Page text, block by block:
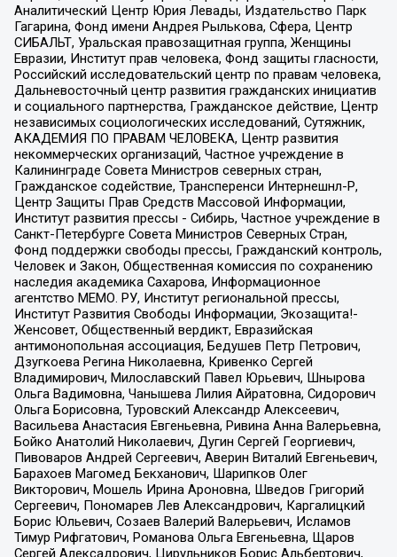
Аналитический Центр Юрия Левады, Издательство Парк
Гагарина, Фонд имени Андрея Рылькова, Сфера, Центр
СИБАЛЬТ, Уральская правозащитная группа, Женщины
Евразии, Институт прав человека, Фонд защиты гласности,
Российский исследовательский центр по правам человека,
Дальневосточный центр развития гражданских инициатив
и социального партнерства, Гражданское действие, Центр
независимых социологических исследований, Сутяжник,
АКАДЕМИЯ ПО ПРАВАМ ЧЕЛОВЕКА, Центр развития
некоммерческих организаций, Частное учреждение в
Калининграде Совета Министров северных стран,
Гражданское содействие, Трансперенси Интернешнл-Р,
Центр Защиты Прав Средств Массовой Информации,
Институт развития прессы - Сибирь, Частное учреждение в
Санкт-Петербурге Совета Министров Северных Стран,
Фонд поддержки свободы прессы, Гражданский контроль,
Человек и Закон, Общественная комиссия по сохранению
наследия академика Сахарова, Информационное
агентство МЕМО. РУ, Институт региональной прессы,
Институт Развития Свободы Информации, Экозащита!-
Женсовет, Общественный вердикт, Евразийская
антимонопольная ассоциация, Бедушев Петр Петрович,
Дзугкоева Регина Николаевна, Кривенко Сергей
Владимирович, Милославский Павел Юрьевич, Шнырова
Ольга Вадимовна, Чанышева Лилия Айратовна, Сидорович
Ольга Борисовна, Туровский Александр Алексеевич,
Васильева Анастасия Евгеньевна, Ривина Анна Валерьевна,
Бойко Анатолий Николаевич, Дугин Сергей Георгиевич,
Пивоваров Андрей Сергеевич, Аверин Виталий Евгеньевич,
Барахоев Магомед Бекханович, Шарипков Олег
Викторович, Мошель Ирина Ароновна, Шведов Григорий
Сергеевич, Пономарев Лев Александрович, Каргалицкий
Борис Юльевич, Созаев Валерий Валерьевич, Исламов
Тимур Рифгатович, Романова Ольга Евгеньевна, Щаров
Сергей Алексадрович, Цирульников Борис Альбертович,